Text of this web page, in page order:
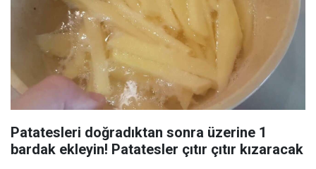
Patatesleri doğradıktan sonra üzerine 1
bardak ekleyin! Patatesler çıtır çıtır kızaracak